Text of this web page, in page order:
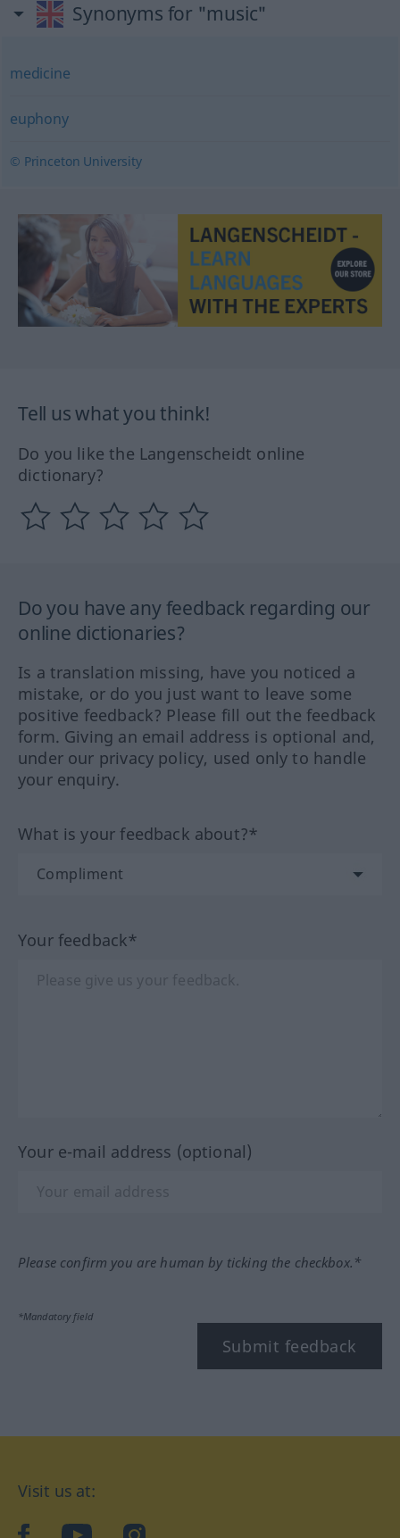
Synonyms for "music"
medicine
euphony
© Princeton University
Tell us what you think!
Do you like the Langenscheidt online
dictionary?
Do you have any feedback regarding our
online dictionaries?
Is a translation missing, have you noticed a
mistake, or do you just want to leave some
positive feedback? Please fill out the feedback
form. Giving an email address is optional and,
under our privacy policy, used only to handle
your enquiry.
What is your feedback about?*
Your feedback*
Your e-mail address (optional)
Please confirm you are human by ticking the checkbox.*
*Mandatory field
Submit feedback
Visit us at: